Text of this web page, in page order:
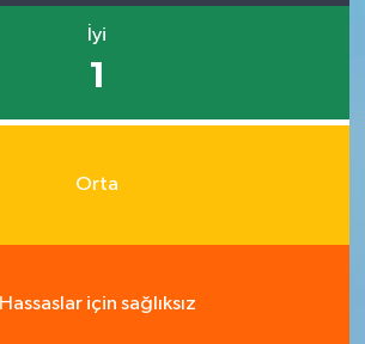
İyi
1
Orta
Hassaslar için sağlıksız